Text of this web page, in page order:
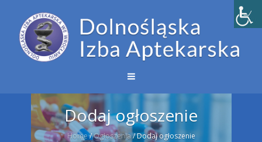
Dodaj ogłoszenie
Home/Ogłoszenia/Dodaj ogłoszenie